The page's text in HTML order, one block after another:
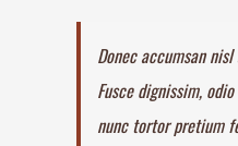
Donec accumsan
Fusce dignissim,
nunc tortor pretium